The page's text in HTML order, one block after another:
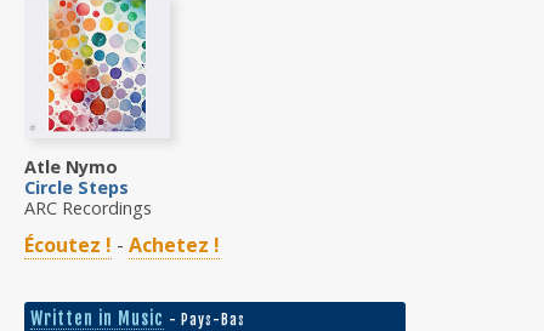
Atle Nymo
Circle Steps
ARC Recordings
Écoutez ! - Achetez !
Written in Music - Pays-Bas